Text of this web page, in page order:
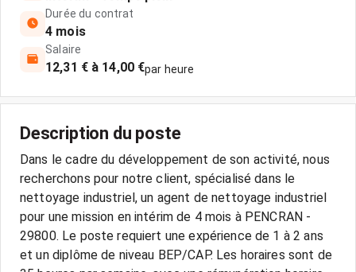
Durée du contrat
4 mois
Salaire
12,31 € à 14,00 €par heure
Description du poste
Dans le cadre du développement de son activité, nous
recherchons pour notre client, spécialisé dans le
nettoyage industriel, un agent de nettoyage industriel
pour une mission en intérim de 4 mois à PENCRAN -
29800. Le poste requiert une expérience de 1 à 2 ans
et un diplôme de niveau BEP/CAP. Les horaires sont de